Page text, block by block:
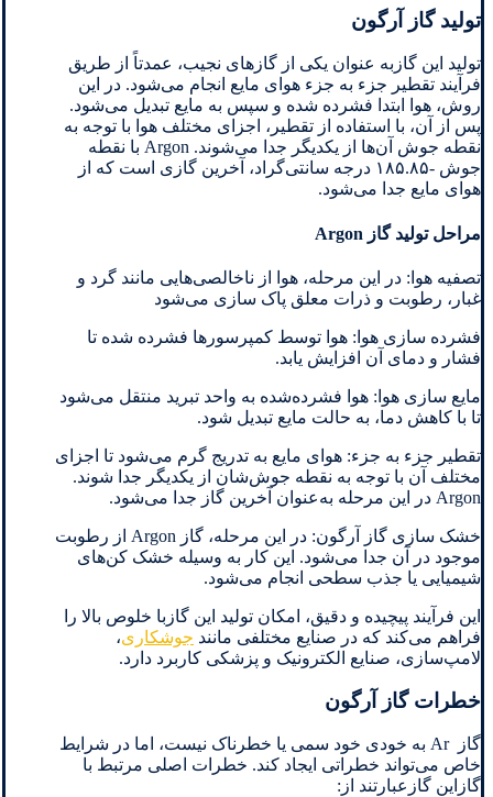
تولید گاز آرگون
تولید این گازبه‌ عنوان یکی از گازهای نجیب، عمدتاً از طریق
فرآیند تقطیر جزء به جزء هوای مایع انجام می‌شود. در این
روش، هوا ابتدا فشرده شده و سپس به مایع تبدیل می‌شود.
پس از آن، با استفاده از تقطیر، اجزای مختلف هوا با توجه به
نقطه جوش آن‌ها از یکدیگر جدا می‌شوند. Argon با نقطه
جوش -۱۸۵.۸۵ درجه سانتی‌گراد، آخرین گازی است که از
هوای مایع جدا می‌شود.
مراحل تولید گاز Argon
تصفیه هوا: در این مرحله، هوا از ناخالصی‌هایی مانند گرد و
غبار، رطوبت و ذرات معلق پاک‌ سازی می‌شود
فشرده‌ سازی هوا: هوا توسط کمپرسورها فشرده شده تا
فشار و دمای آن افزایش یابد.
مایع ‌سازی هوا: هوا فشرده‌شده به واحد تبرید منتقل می‌شود
تا با کاهش دما، به حالت مایع تبدیل شود.
تقطیر جزء به جزء: هوای مایع به تدریج گرم می‌شود تا اجزای
مختلف آن با توجه به نقطه جوش‌شان از یکدیگر جدا شوند.
Argon در این مرحله به‌عنوان آخرین گاز جدا می‌شود.
خشک ‌سازی گاز آرگون: در این مرحله، گاز Argon از رطوبت
موجود در آن جدا می‌شود. این کار به وسیله خشک ‌کن‌های
شیمیایی یا جذب سطحی انجام می‌شود.
این فرآیند پیچیده و دقیق، امکان تولید این گازبا خلوص بالا را
فراهم می‌کند که در صنایع مختلفی مانند جوشکاری،
لامپ‌سازی، صنایع الکترونیک و پزشکی کاربرد دارد.
خطرات گاز آرگون
گاز Ar به خودی خود سمی یا خطرناک نیست، اما در شرایط
خاص می‌تواند خطراتی ایجاد کند. خطرات اصلی مرتبط با
گازاین گازعبارتند از: